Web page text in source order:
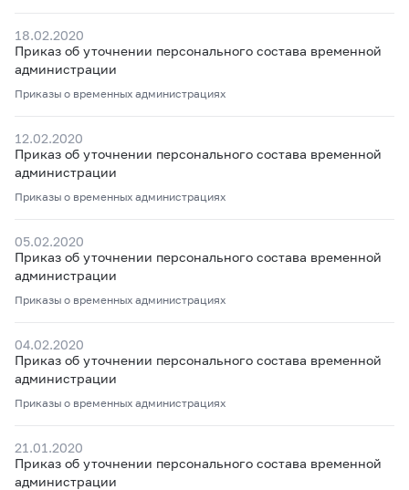
18.02.2020
Приказ об уточнении персонального состава временной
администрации
Приказы о временных администрациях
12.02.2020
Приказ об уточнении персонального состава временной
администрации
Приказы о временных администрациях
05.02.2020
Приказ об уточнении персонального состава временной
администрации
Приказы о временных администрациях
04.02.2020
Приказ об уточнении персонального состава временной
администрации
Приказы о временных администрациях
21.01.2020
Приказ об уточнении персонального состава временной
администрации